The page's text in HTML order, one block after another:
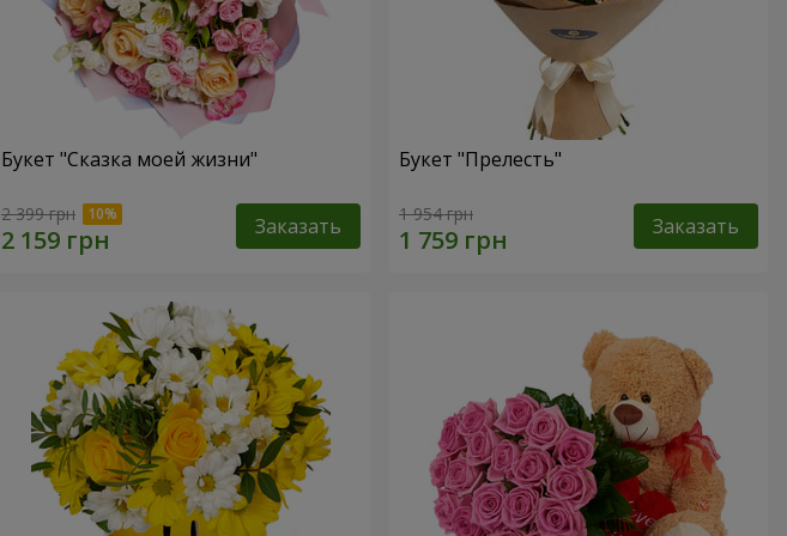
Букет "Сказка моей жизни"
2 399 грн Заказать
Букет "Прелесть"
1 954 грн Заказать